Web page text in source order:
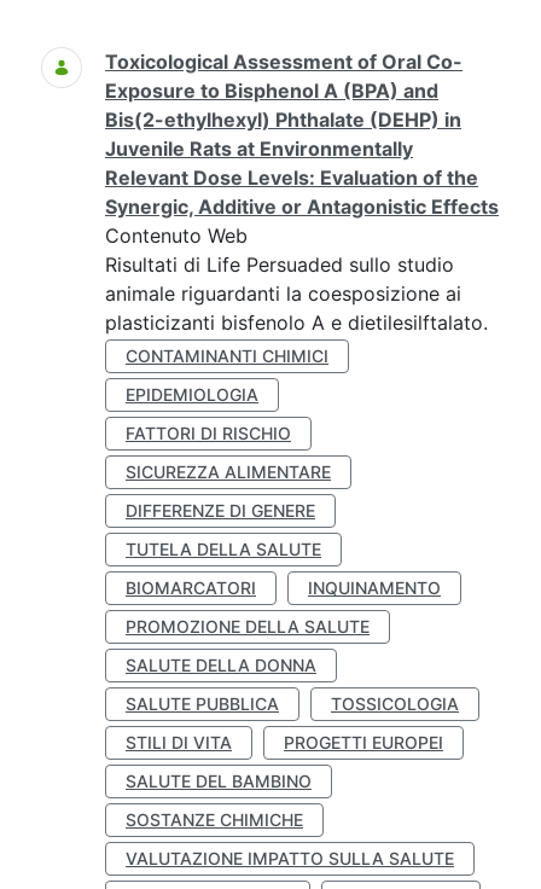
Ricerca
Toxicological Assessment of Oral Co-
Exposure to Bisphenol A (BPA) and
Bis(2-ethylhexyl) Phthalate (DEHP) in
Juvenile Rats at Environmentally
Relevant Dose Levels: Evaluation of the
Synergic, Additive or Antagonistic Effects
Contenuto Web
Risultati di Life Persuaded sullo studio
animale riguardanti la coesposizione ai
plasticizanti bisfenolo A e dietilesilftalato.
CONTAMINANTI CHIMICI
EPIDEMIOLOGIA
FATTORI DI RISCHIO
SICUREZZA ALIMENTARE
DIFFERENZE DI GENERE
TUTELA DELLA SALUTE
BIOMARCATORI
INQUINAMENTO
PROMOZIONE DELLA SALUTE
SALUTE DELLA DONNA
SALUTE PUBBLICA
TOSSICOLOGIA
STILI DI VITA
PROGETTI EUROPEI
SALUTE DEL BAMBINO
SOSTANZE CHIMICHE
VALUTAZIONE IMPATTO SULLA SALUTE